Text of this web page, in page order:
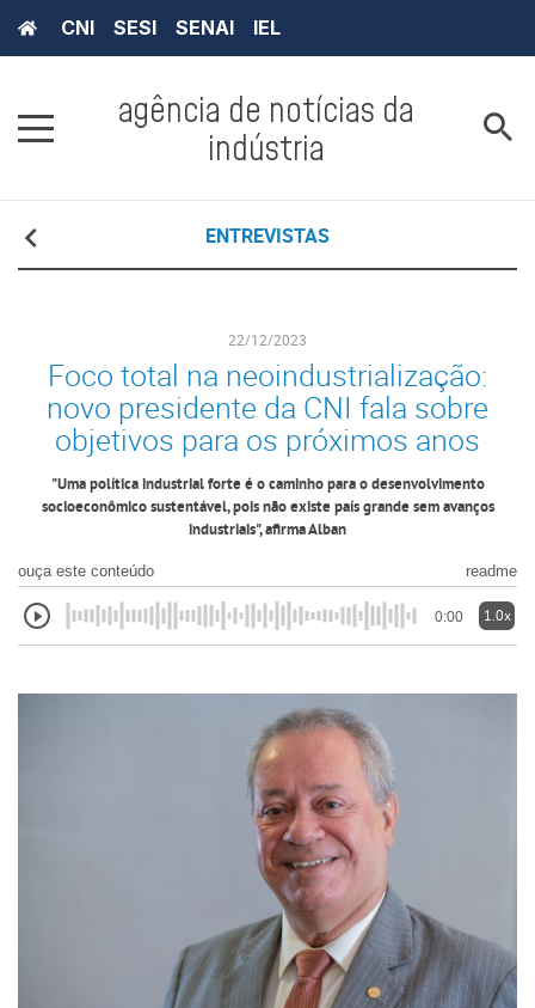
CNI SESI SENAI IEL
agência de notícias da
indústria
ENTREVISTAS
22/12/2023
Foco total na neoindustrialização:
novo presidente da CNI fala sobre
objetivos para os próximos anos
"Uma política industrial forte é o caminho para o desenvolvimento
socioeconômico sustentável, pois não existe país grande sem avanços
industriais", afirma Alban
ouça este conteúdo readme
0:00 1.0x